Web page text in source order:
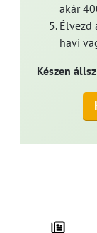
akár
Élvezd
havi
Készen